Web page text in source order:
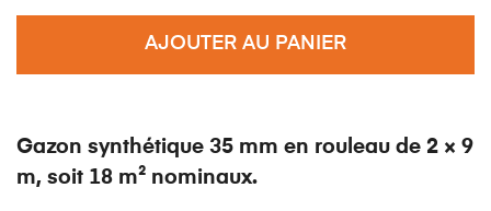
AJOUTER AU PANIER
Gazon synthétique 35 mm en rouleau de 2 × 9
m, soit 18 m² nominaux.